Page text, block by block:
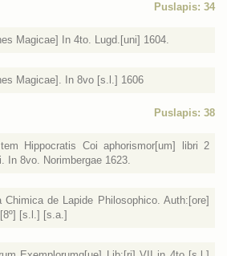
Puslapis: 34
Magicae] In 4to. Lugd.[uni] 1604.
Magicae]. In 8vo [s.l.] 1606
Puslapis: 38
Hippocratis Coi aphorismor[um] libri 2
In 8vo. Norimbergae 1623.
Chimica de Lapide Philosophico. Auth:[ore]
[s.l.] [s.a.]